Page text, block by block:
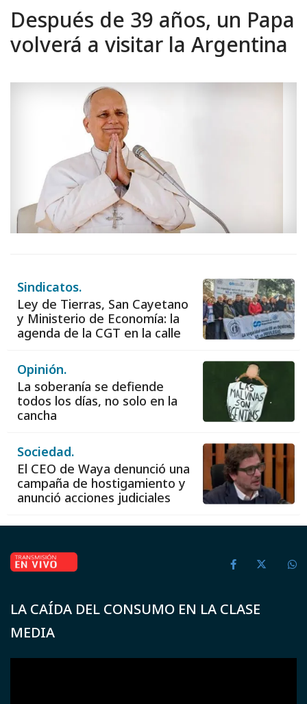
Después de 39 años, un Papa
volverá a visitar la Argentina
Sindicatos.
Ley de Tierras, San Cayetano
y Ministerio de Economía: la
agenda de la CGT en la calle
Opinión.
La soberanía se defiende
todos los días, no solo en la
cancha
Sociedad.
El CEO de Waya denunció una
campaña de hostigamiento y
anunció acciones judiciales
LA CAÍDA DEL CONSUMO EN LA CLASE
MEDIA